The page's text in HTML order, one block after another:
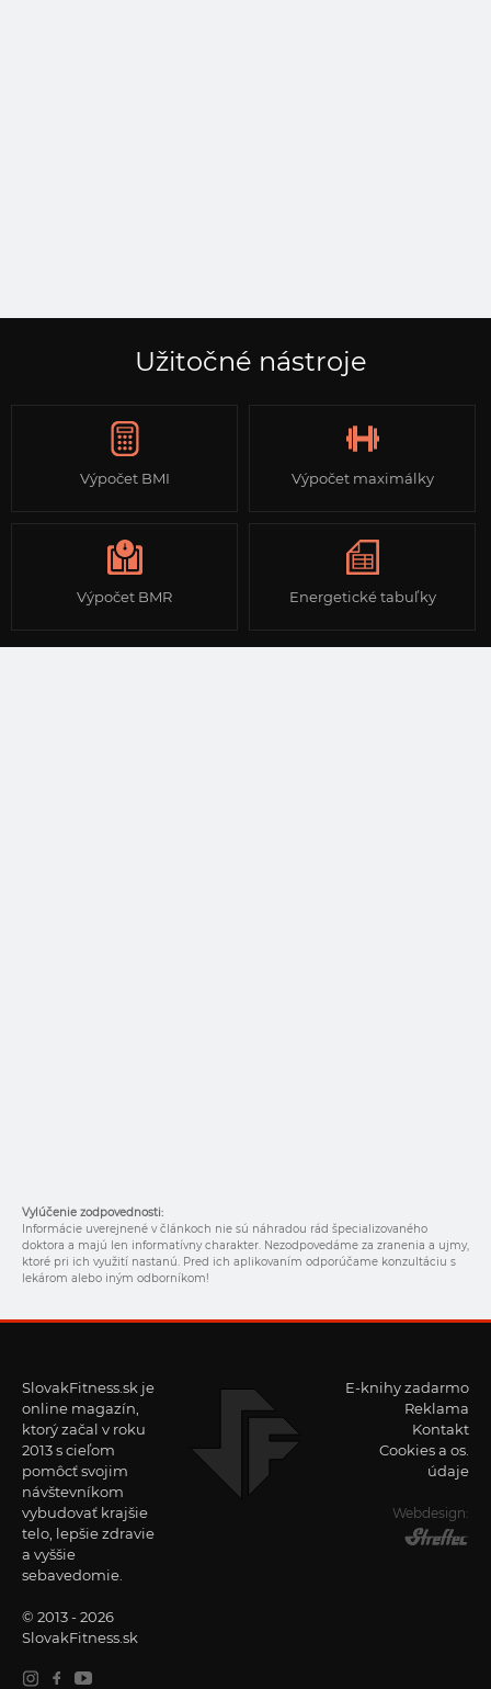
Užitočné nástroje
Výpočet BMI Výpočet maximálky
Výpočet BMR Energetické tabuľky
Vylúčenie zodpovednosti:
Informácie uverejnené v článkoch nie sú náhradou rád špecializovaného
doktora a majú len informatívny charakter. Nezodpovedáme za zranenia a ujmy,
ktoré pri ich využití nastanú. Pred ich aplikovaním odporúčame konzultáciu s
lekárom alebo iným odborníkom!
SlovakFitness.sk je
online magazín,
ktorý začal v roku
2013 s cieľom
pomôcť svojim
návštevníkom
vybudovať krajšie
telo, lepšie zdravie
a vyššie
sebavedomie.
© 2013 - 2026
SlovakFitness.sk
E-knihy zadarmo
Reklama
Kontakt
Cookies a os.
údaje
Webdesign: